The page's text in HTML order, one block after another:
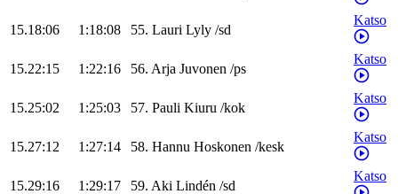
15.18:06 1:18:08 55. Lauri Lyly /sd
Katso
15.22:15 1:22:16 56. Arja Juvonen /ps
Katso
15.25:02 1:25:03 57. Pauli Kiuru /kok
Katso
15.27:12 1:27:14 58. Hannu Hoskonen /kesk
Katso
15.29:16 1:29:17 59. Aki Lindén /sd
Katso